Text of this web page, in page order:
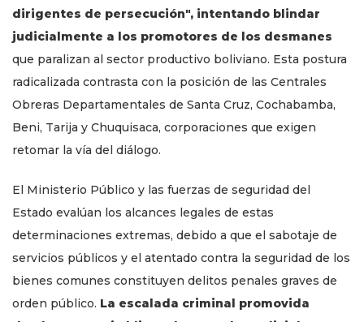
dirigentes de persecución", intentando blindar
judicialmente a los promotores de los desmanes
que paralizan al sector productivo boliviano. Esta postura
radicalizada contrasta con la posición de las Centrales
Obreras Departamentales de Santa Cruz, Cochabamba,
Beni, Tarija y Chuquisaca, corporaciones que exigen
retomar la vía del diálogo.
El Ministerio Público y las fuerzas de seguridad del
Estado evalúan los alcances legales de estas
determinaciones extremas, debido a que el sabotaje de
servicios públicos y el atentado contra la seguridad de los
bienes comunes constituyen delitos penales graves de
orden público. La escalada criminal promovida